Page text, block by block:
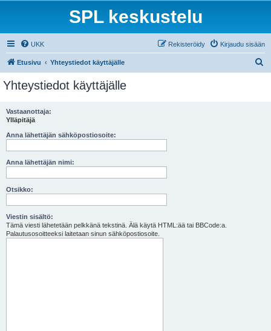
SPL keskustelu
UKK Kirjaudu sisään
Rekisteröidy
Etusivu Yhteystiedot käyttäjälle
Yhteystiedot käyttäjälle
Vastaanottaja:
Ylläpitäjä
Anna lähettäjän sähköpostiosoite:
Anna lähettäjän nimi:
Otsikko:
Viestin sisältö:
Tämä viesti lähetetään pelkkänä tekstinä. Älä käytä HTML:ää tai BBCode:a.
Palautusosoitteeksi laitetaan sinun sähköpostiosoite.